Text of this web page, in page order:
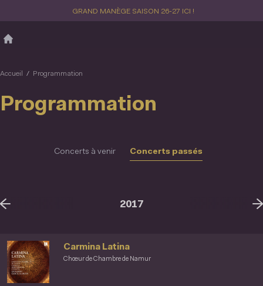
principal
GRAND MANÈGE SAISON 26-27 ICI !
Accueil Programmation
Programmation
Concerts à venir Concerts passés
2017
Chœur de Chambre de Namur
Carmina Latina